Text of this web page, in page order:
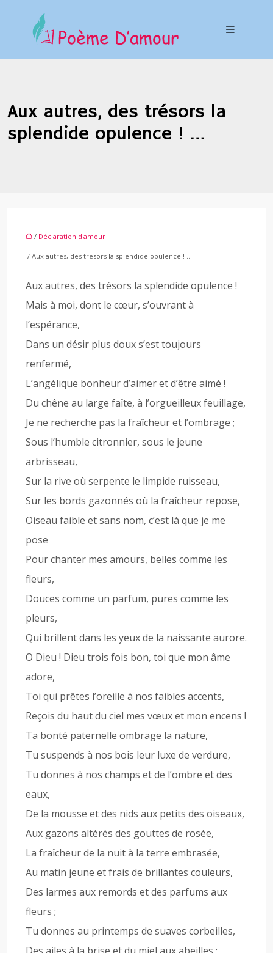
Aux autres, des trésors la
splendide opulence ! …
/ Déclaration d'amour
/ Aux autres, des trésors la splendide opulence ! …
Aux autres, des trésors la splendide opulence !
Mais à moi, dont le cœur, s’ouvrant à
l’espérance,
Dans un désir plus doux s’est toujours
renfermé,
L’angélique bonheur d’aimer et d’être aimé !
Du chêne au large faîte, à l’orgueilleux feuillage,
Je ne recherche pas la fraîcheur et l’ombrage ;
Sous l’humble citronnier, sous le jeune
arbrisseau,
Sur la rive où serpente le limpide ruisseau,
Sur les bords gazonnés où la fraîcheur repose,
Oiseau faible et sans nom, c’est là que je me
pose
Pour chanter mes amours, belles comme les
fleurs,
Douces comme un parfum, pures comme les
pleurs,
Qui brillent dans les yeux de la naissante aurore.
O Dieu ! Dieu trois fois bon, toi que mon âme
adore,
Toi qui prêtes l’oreille à nos faibles accents,
Reçois du haut du ciel mes vœux et mon encens !
Ta bonté paternelle ombrage la nature,
Tu suspends à nos bois leur luxe de verdure,
Tu donnes à nos champs et de l’ombre et des
eaux,
De la mousse et des nids aux petits des oiseaux,
Aux gazons altérés des gouttes de rosée,
La fraîcheur de la nuit à la terre embrasée,
Au matin jeune et frais de brillantes couleurs,
Des larmes aux remords et des parfums aux
fleurs ;
Tu donnes au printemps de suaves corbeilles,